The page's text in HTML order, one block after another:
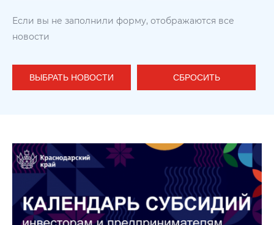
Если вы не заполнили форму, отображаются все
новости
ВЫБРАТЬ НОВОСТИ СБРОСИТЬ